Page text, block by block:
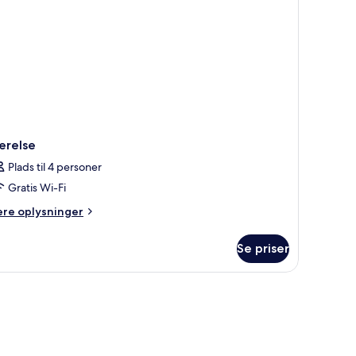
Plads til 4 personer
Gratis Wi-Fi
oplysninger
Se priser